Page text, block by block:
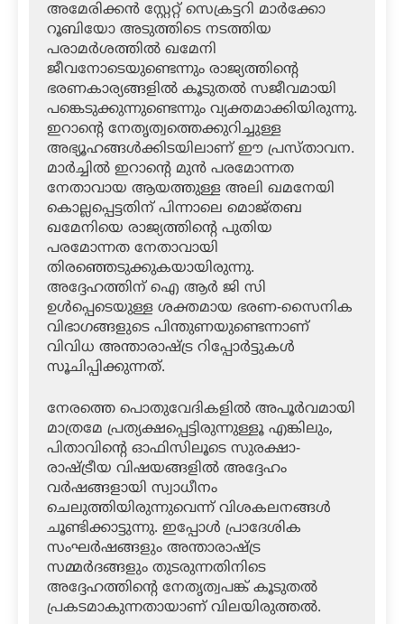
അമേരിക്കൻ സ്റ്റേറ്റ് സെക്രട്ടറി മാർക്കോ
റൂബിയോ അടുത്തിടെ നടത്തിയ
പരാമർശത്തിൽ ഖമേനി
ജീവനോടെയുണ്ടെന്നും രാജ്യത്തിന്റെ
ഭരണകാര്യങ്ങളിൽ കൂടുതൽ സജീവമായി
പങ്കെടുക്കുന്നുണ്ടെന്നും വ്യക്തമാക്കിയിരുന്നു.
ഇറാന്റെ നേതൃത്വത്തെക്കുറിച്ചുള്ള
അഭ്യൂഹങ്ങൾക്കിടയിലാണ് ഈ പ്രസ്താവന.
മാർച്ചിൽ ഇറാന്റെ മുൻ പരമോന്നത
നേതാവായ ആയത്തുള്ള അലി ഖമനേയി
കൊല്ലപ്പെട്ടതിന് പിന്നാലെ മൊജ്തബ
ഖമേനിയെ രാജ്യത്തിന്റെ പുതിയ
പരമോന്നത നേതാവായി
തിരഞ്ഞെടുക്കുകയായിരുന്നു.
അദ്ദേഹത്തിന് ഐ ആർ ജി സി
ഉൾപ്പെടെയുള്ള ശക്തമായ ഭരണ-സൈനിക
വിഭാഗങ്ങളുടെ പിന്തുണയുണ്ടെന്നാണ്
വിവിധ അന്താരാഷ്ട്ര റിപ്പോർട്ടുകൾ
സൂചിപ്പിക്കുന്നത്.
നേരത്തെ പൊതുവേദികളിൽ അപൂർവമായി
മാത്രമേ പ്രത്യക്ഷപ്പെട്ടിരുന്നുള്ളൂ എങ്കിലും,
പിതാവിന്റെ ഓഫിസിലൂടെ സുരക്ഷാ-
രാഷ്ട്രീയ വിഷയങ്ങളിൽ അദ്ദേഹം
വർഷങ്ങളായി സ്വാധീനം
ചെലുത്തിയിരുന്നുവെന്ന് വിശകലനങ്ങൾ
ചൂണ്ടിക്കാട്ടുന്നു. ഇപ്പോൾ പ്രാദേശിക
സംഘർഷങ്ങളും അന്താരാഷ്ട്ര
സമ്മർദങ്ങളും തുടരുന്നതിനിടെ
അദ്ദേഹത്തിന്റെ നേതൃത്വപങ്ക് കൂടുതൽ
പ്രകടമാകുന്നതായാണ് വിലയിരുത്തൽ.